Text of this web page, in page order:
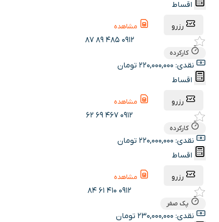
اقساط
رزرو مشاهده
0912 485 89 87
کارکرده
نقدی: 220,000,000 تومان
اقساط
رزرو مشاهده
0912 467 69 62
کارکرده
نقدی: 220,000,000 تومان
اقساط
رزرو مشاهده
0912 410 61 84
پک صفر
نقدی: 230,000,000 تومان